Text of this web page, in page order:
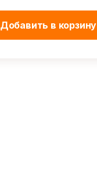
Добавить в корзину